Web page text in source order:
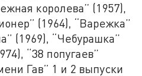
королева” (1957),
(1964), “Варежка”
(1969), “Чебурашка”
“38 попугаев”
Гав” 1 и 2 выпуски